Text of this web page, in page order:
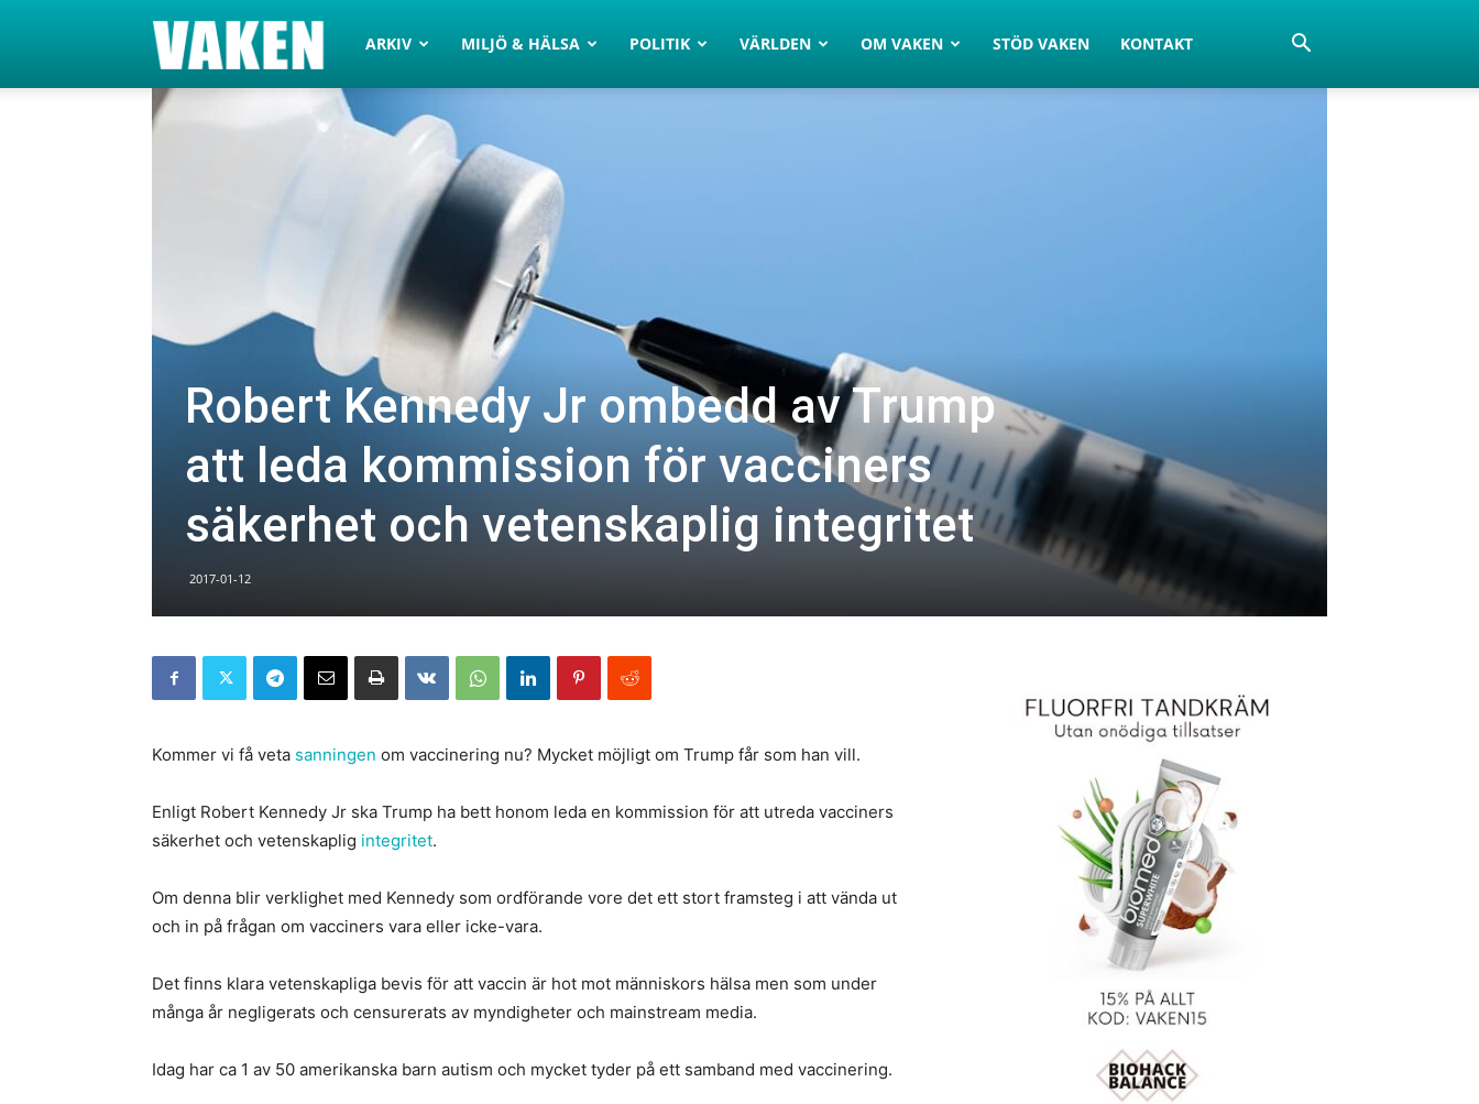
VAKEN.se
ARKIV MILJÖ & HÄLSA POLITIK VÄRLDEN OM VAKEN STÖD VAKEN KONTAKT
Robert Kennedy Jr ombedd av Trump
att leda kommission för vacciners
säkerhet och vetenskaplig integritet
2017-01-12
Kommer vi få veta sanningen om vaccinering nu? Mycket möjligt om Trump får som han vill.
Enligt Robert Kennedy Jr ska Trump ha bett honom leda en kommission för att utreda vacciners
säkerhet och vetenskaplig integritet.
Om denna blir verklighet med Kennedy som ordförande vore det ett stort framsteg i att vända ut
och in på frågan om vacciners vara eller icke-vara.
Det finns klara vetenskapliga bevis för att vaccin är hot mot människors hälsa men som under
många år negligerats och censurerats av myndigheter och mainstream media.
Idag har ca 1 av 50 amerikanska barn autism och mycket tyder på ett samband med vaccinering.